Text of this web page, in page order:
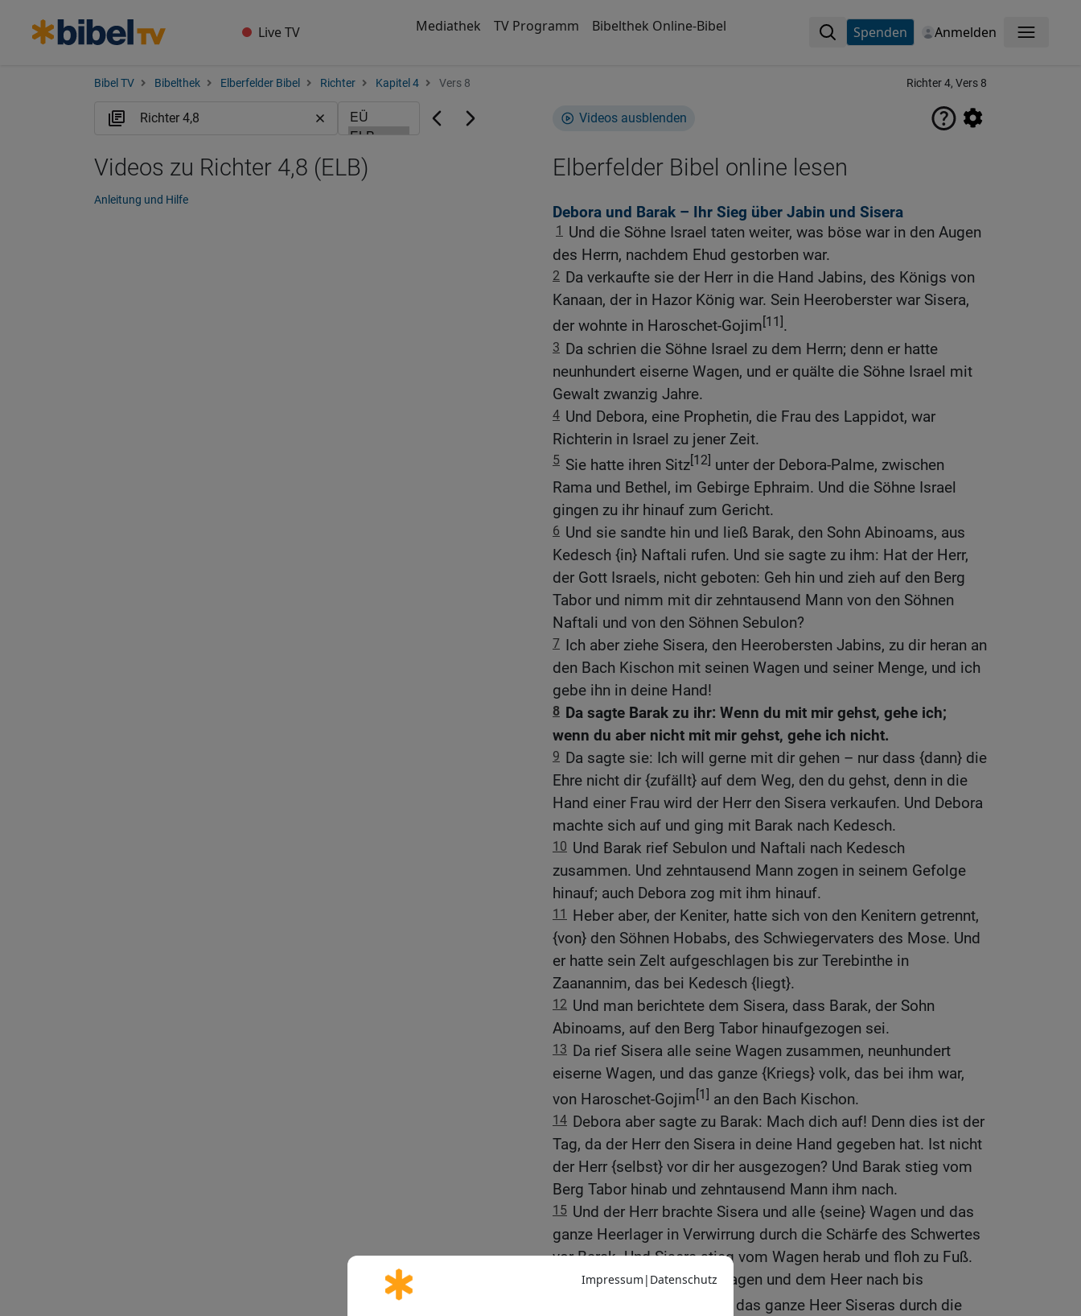
Live TV Mediathek TV Programm Bibelthek Online-Bibel Spenden Anmelden Menü
Bibel TV Bibelthek Elberfelder Bibel Richter Kapitel 4 Vers 8 Richter 4, Vers 8
Videos ausblenden
Elberfelder Bibel online lesen
Debora und Barak – Ihr Sieg über Jabin und Sisera
1
Und die Söhne Israel taten weiter, was böse war in den Augen
des Herrn, nachdem Ehud gestorben war.
2 Da verkaufte sie der Herr in die Hand Jabins, des Königs von
Kanaan, der in Hazor König war. Sein Heeroberster war Sisera,
der wohnte in Haroschet-Gojim[11].
3 Da schrien die Söhne Israel zu dem Herrn; denn er hatte
neunhundert eiserne Wagen, und er quälte die Söhne Israel mit
Gewalt zwanzig Jahre.
4 Und Debora, eine Prophetin, die Frau des Lappidot, war
Richterin in Israel zu jener Zeit.
5 Sie hatte ihren Sitz[12] unter der Debora-Palme, zwischen
Rama und Bethel, im Gebirge Ephraim. Und die Söhne Israel
gingen zu ihr hinauf zum Gericht.
6 Und sie sandte hin und ließ Barak, den Sohn Abinoams, aus
Kedesch {in} Naftali rufen. Und sie sagte zu ihm: Hat der Herr,
der Gott Israels, nicht geboten: Geh hin und zieh auf den Berg
Tabor und nimm mit dir zehntausend Mann von den Söhnen
Naftali und von den Söhnen Sebulon?
7 Ich aber ziehe Sisera, den Heerobersten Jabins, zu dir heran an
den Bach Kischon mit seinen Wagen und seiner Menge, und ich
gebe ihn in deine Hand!
8 Da sagte Barak zu ihr: Wenn du mit mir gehst, gehe ich;
wenn du aber nicht mit mir gehst, gehe ich nicht.
9 Da sagte sie: Ich will gerne mit dir gehen – nur dass {dann} die
Ehre nicht dir {zufällt} auf dem Weg, den du gehst, denn in die
Hand einer Frau wird der Herr den Sisera verkaufen. Und Debora
machte sich auf und ging mit Barak nach Kedesch.
10 Und Barak rief Sebulon und Naftali nach Kedesch
zusammen. Und zehntausend Mann zogen in seinem Gefolge
hinauf; auch Debora zog mit ihm hinauf.
11 Heber aber, der Keniter, hatte sich von den Kenitern getrennt,
{von} den Söhnen Hobabs, des Schwiegervaters des Mose. Und
er hatte sein Zelt aufgeschlagen bis zur Terebinthe in
Zaanannim, das bei Kedesch {liegt}.
12 Und man berichtete dem Sisera, dass Barak, der Sohn
Abinoams, auf den Berg Tabor hinaufgezogen sei.
13 Da rief Sisera alle seine Wagen zusammen, neunhundert
eiserne Wagen, und das ganze {Kriegs} volk, das bei ihm war,
von Haroschet-Gojim[1] an den Bach Kischon.
14 Debora aber sagte zu Barak: Mach dich auf! Denn dies ist der
Tag, da der Herr den Sisera in deine Hand gegeben hat. Ist nicht
der Herr {selbst} vor dir her ausgezogen? Und Barak stieg vom
Berg Tabor hinab und zehntausend Mann ihm nach.
15 Und der Herr brachte Sisera und alle {seine} Wagen und das
ganze Heerlager in Verwirrung durch die Schärfe des Schwertes
vor Barak. Und Sisera stieg vom Wagen herab und floh zu Fuß.
Barak aber jagte den Wagen und dem Heer nach bis
. So fiel das ganze Heer Siseras durch die
Videos zu Richter 4,8 (ELB)
Anleitung und Hilfe